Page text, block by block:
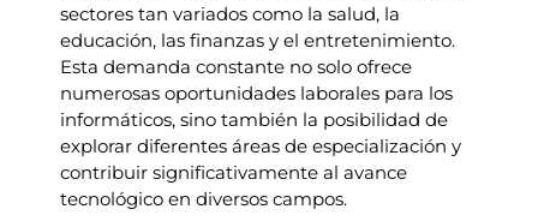
sectores tan variados como la salud, la
educación, las finanzas y el entretenimiento.
Esta demanda constante no solo ofrece
numerosas oportunidades laborales para los
informáticos, sino también la posibilidad de
explorar diferentes áreas de especialización y
contribuir significativamente al avance
tecnológico en diversos campos.